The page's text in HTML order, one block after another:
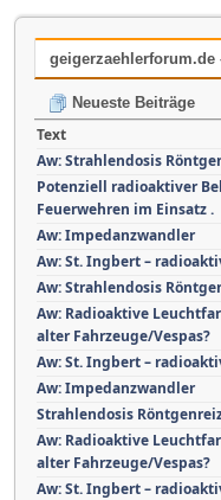
geigerzaehlerforum.de
Neueste Beiträge
Text
Aw: Strahlendosis
Potenziell radioaktiver
Feuerwehren im Einsatz .
Aw: Impedanzwandler
Aw: St. Ingbert –
Aw: Strahlendosis
Aw: Radioaktive
alter Fahrzeuge/Vespas?
Aw: St. Ingbert –
Aw: Impedanzwandler
Strahlendosis
Aw: Radioaktive
alter Fahrzeuge/Vespas?
Aw: St. Ingbert –